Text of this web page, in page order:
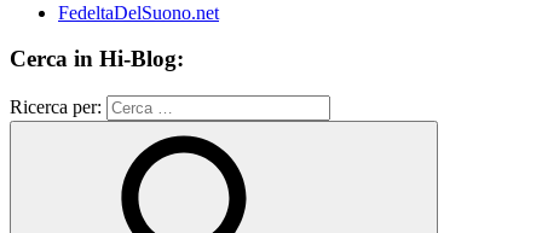
FedeltaDelSuono.net
Cerca in Hi-Blog:
Ricerca per: